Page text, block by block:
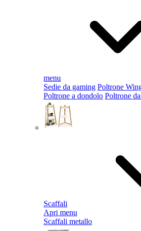
menu
Sedie da gaming Poltrone
Poltrone a dondolo Poltrone
Scaffali
Apri menu
Scaffali metallo